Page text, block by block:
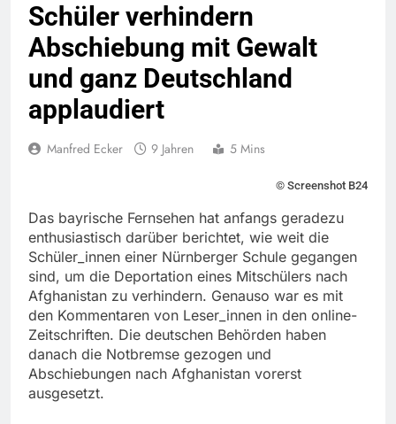
Schüler verhindern
Abschiebung mit Gewalt
und ganz Deutschland
applaudiert
Manfred Ecker 9 Jahren 5 Mins
© Screenshot B24
Das bayrische Fernsehen hat anfangs geradezu
enthusiastisch darüber berichtet, wie weit die
Schüler_innen einer Nürnberger Schule gegangen
sind, um die Deportation eines Mitschülers nach
Afghanistan zu verhindern. Genauso war es mit
den Kommentaren von Leser_innen in den online-
Zeitschriften. Die deutschen Behörden haben
danach die Notbremse gezogen und
Abschiebungen nach Afghanistan vorerst
ausgesetzt.